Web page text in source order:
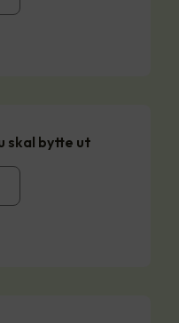
skal bytte ut